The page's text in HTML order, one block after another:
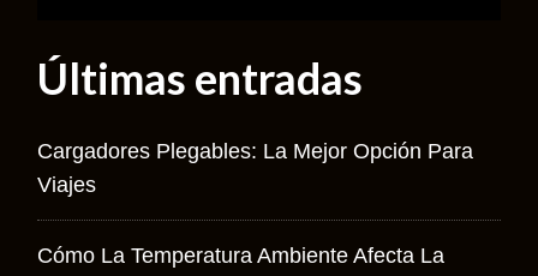
Últimas entradas
Cargadores Plegables: La Mejor Opción Para
Viajes
Cómo La Temperatura Ambiente Afecta La